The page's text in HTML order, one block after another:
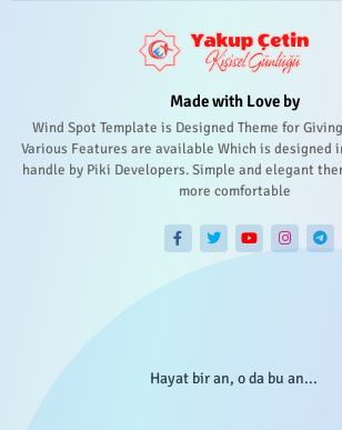
Made with Love by
Wind Spot Template is Designed Theme for
Various Features are available Which is designed
handle by Piki Developers. Simple and elegant
more comfortable
Hayat bir an, o da bu an...